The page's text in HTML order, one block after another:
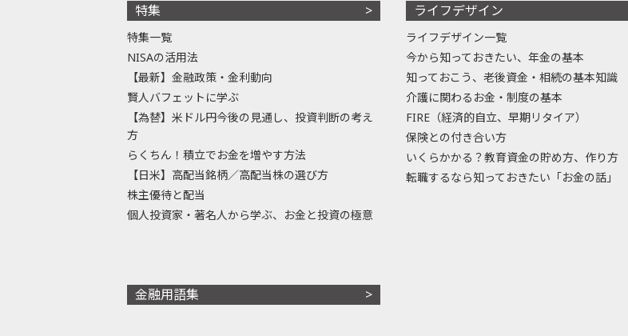
特集
特集一覧
NISAの活用法
【最新】金融政策・金利動向
賢人バフェットに学ぶ
【為替】米ドル円今後の見通し、投資判断の考え
方
らくちん！積立でお金を増やす方法
【日米】高配当銘柄／高配当株の選び方
株主優待と配当
個人投資家・著名人から学ぶ、お金と投資の極意
ライフデザイン
ライフデザイン一覧
今から知っておきたい、年金の基本
知っておこう、老後資金・相続の基本知識
介護に関わるお金・制度の基本
FIRE（経済的自立、早期リタイア）
保険との付き合い方
いくらかかる？教育資金の貯め方、作り方
転職するなら知っておきたい「お金の話」
金融用語集